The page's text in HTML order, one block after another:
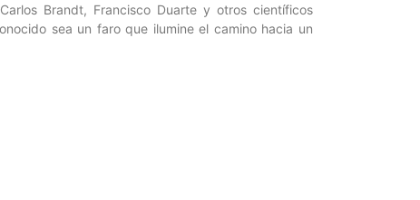
Brandt, Francisco Duarte y otros científicos
sea un faro que ilumine el camino hacia un